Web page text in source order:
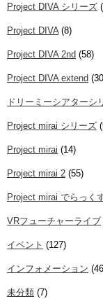
Project DIVA シリーズ
Project DIVA(8)
Project DIVA 2nd (58)
Project DIVA extend
ドリーミーシアターシ
Project mirai シリーズ
Project mirai (14)
Project mirai 2 (55)
Project mirai でらっく
VRフューチャーライブ
イベント (127)
インフォメーション
未分類 (7)